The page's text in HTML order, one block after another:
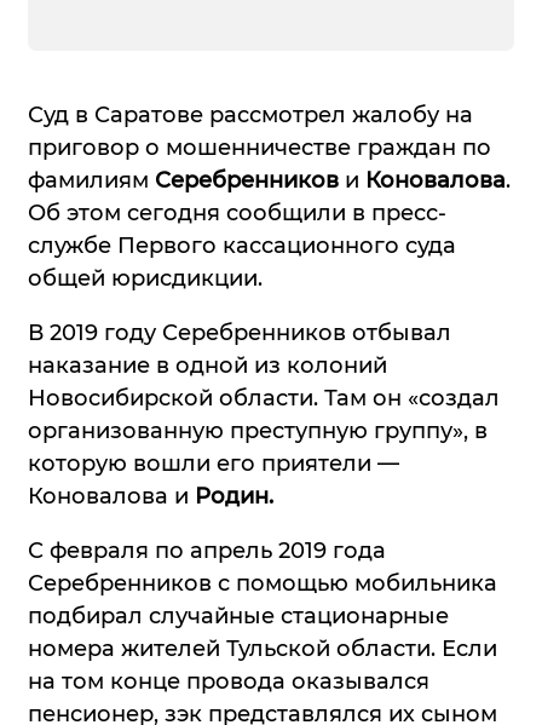
Суд в Саратове рассмотрел жалобу на
приговор о мошенничестве граждан по
фамилиям Серебренников и Коновалова.
Об этом сегодня сообщили в пресс-
службе Первого кассационного суда
общей юрисдикции.
В 2019 году Серебренников отбывал
наказание в одной из колоний
Новосибирской области. Там он «создал
организованную преступную группу», в
которую вошли его приятели —
Коновалова и Родин.
С февраля по апрель 2019 года
Серебренников с помощью мобильника
подбирал случайные стационарные
номера жителей Тульской области. Если
на том конце провода оказывался
пенсионер, зэк представлялся их сыном